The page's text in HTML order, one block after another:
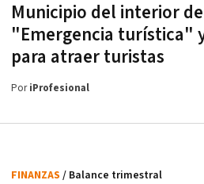
Municipio del interior
"Emergencia turística"
para atraer turistas
PoriProfesional
FINANZAS / Balance trimestral